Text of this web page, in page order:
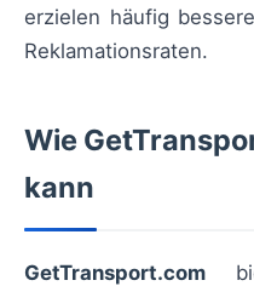
erzielen häufig
Reklamationsraten.
Wie
kann
GetTransport.com